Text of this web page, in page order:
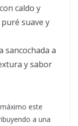
caldo y
suave y
sancochada a
y sabor
este
a una